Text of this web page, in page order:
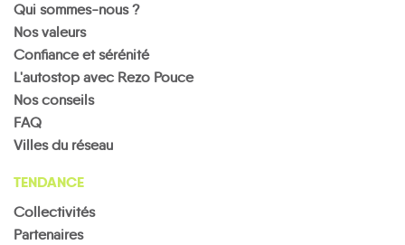
Qui sommes-nous ?
Nos valeurs
Confiance et sérénité
L'autostop avec Rezo Pouce
Nos conseils
FAQ
Villes du réseau
TENDANCE
Collectivités
Partenaires